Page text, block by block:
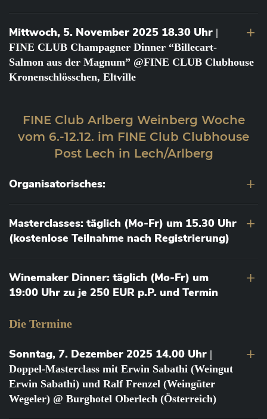
Mittwoch, 5. November 2025 18.30 Uhr |
FINE CLUB Champagner Dinner “Billecart-
Salmon aus der Magnum” @FINE CLUB Clubhouse
Kronenschlösschen, Eltville
FINE Club Arlberg Weinberg Woche
vom 6.-12.12. im FINE Club Clubhouse
Post Lech in Lech/Arlberg
Organisatorisches:
Masterclasses: täglich (Mo-Fr) um 15.30 Uhr
(kostenlose Teilnahme nach Registrierung)
Winemaker Dinner: täglich (Mo-Fr) um
19:00 Uhr zu je 250 EUR p.P. und Termin
Die Termine
Sonntag, 7. Dezember 2025 14.00 Uhr |
Doppel-Masterclass mit Erwin Sabathi (Weingut
Erwin Sabathi) und Ralf Frenzel (Weingüter
Wegeler) @ Burghotel Oberlech (Österreich)